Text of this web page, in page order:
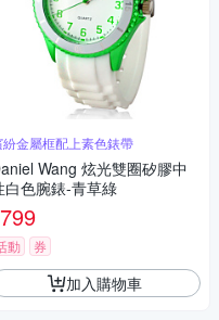
紛金屬框配上素色錶帶
Wang 炫光雙圈矽膠中
白色腕錶-青草綠
799
動 券
加入購物車